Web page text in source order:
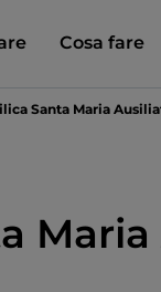
Cosa fare
Santa Maria